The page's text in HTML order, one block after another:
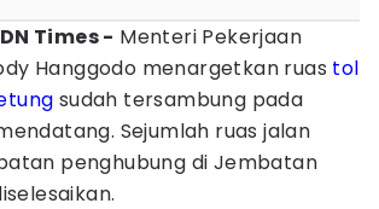
Times - Menteri Pekerjaan
Hanggodo menargetkan ruas tol
sudah tersambung pada
Sejumlah ruas jalan
penghubung di Jembatan